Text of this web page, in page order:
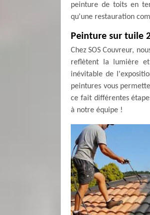
peinture de toits en
qu'une restauration
Peinture sur tuile
Chez SOS Couvreur,
reflètent la lumière et
inévitable de
peintures vous
ce fait différentes
à notre équipe !